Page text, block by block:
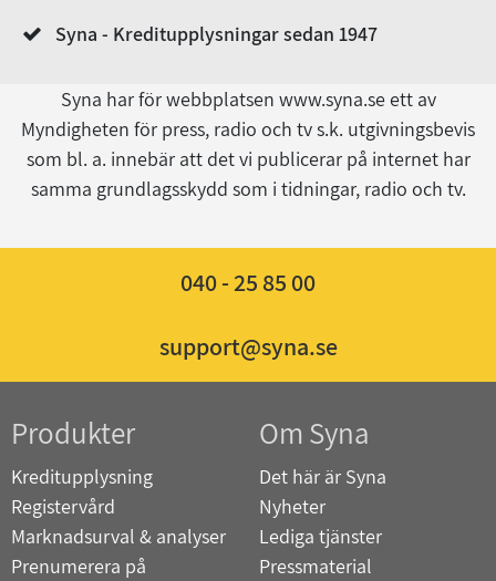
Syna - Kreditupplysningar sedan 1947
Syna har för webbplatsen www.syna.se ett av
Myndigheten för press, radio och tv s.k. utgivningsbevis
som bl. a. innebär att det vi publicerar på internet har
samma grundlagsskydd som i tidningar, radio och tv.
040 - 25 85 00
support@syna.se
Produkter
Kreditupplysning
Registervård
Marknadsurval & analyser
Prenumerera på
Om Syna
Det här är Syna
Nyheter
Lediga tjänster
Pressmaterial